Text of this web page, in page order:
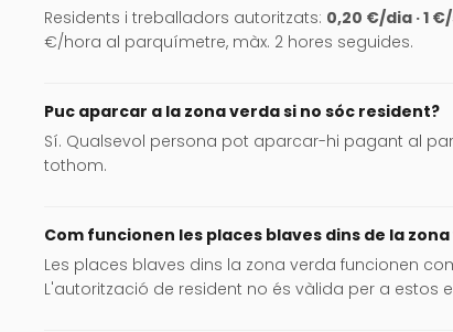
Residents i treballadors autoritzats: 0,20 €/dia · 1
€/hora al parquímetre, màx. 2 hores seguides.
Puc aparcar a la zona verda si no sóc resident?
Sí. Qualsevol persona pot aparcar-hi pagant al
tothom.
Com funcionen les places blaves dins de la
Les places blaves dins la zona verda funcionen
L'autorització de resident no és vàlida per a estos